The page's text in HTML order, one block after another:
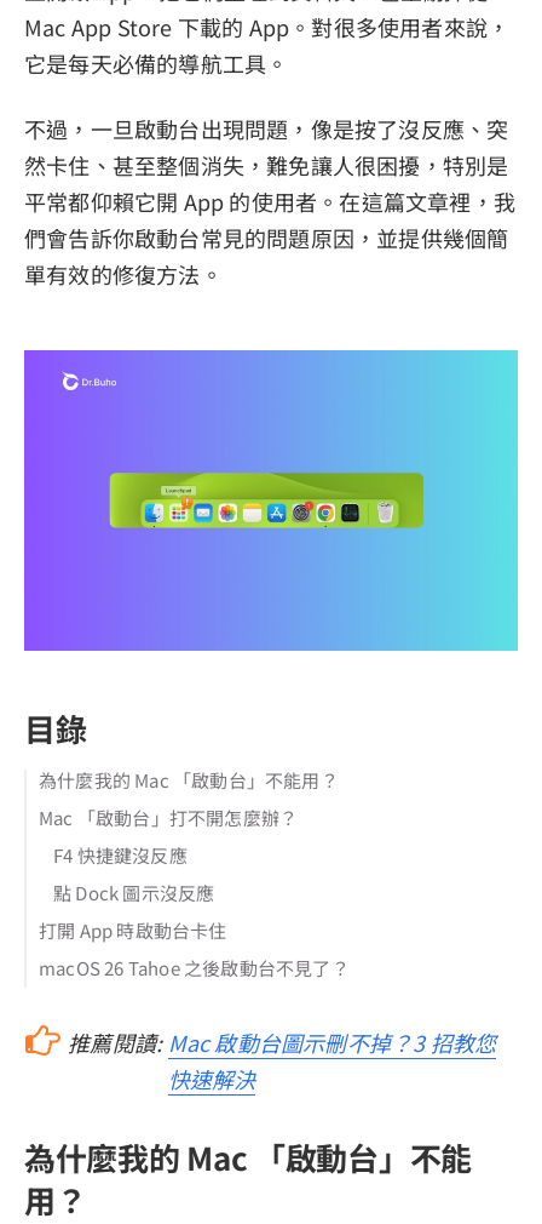
Mac App Store 下載的 App。對很多使用者來說，
它是每天必備的導航工具。
不過，一旦啟動台出現問題，像是按了沒反應、突
然卡住、甚至整個消失，難免讓人很困擾，特別是
平常都仰賴它開 App 的使用者。在這篇文章裡，我
們會告訴你啟動台常見的問題原因，並提供幾個簡
單有效的修復方法。
目錄
為什麼我的 Mac 「啟動台」不能用？
Mac 「啟動台」打不開怎麼辦？
F4 快捷鍵沒反應
點 Dock 圖示沒反應
打開 App 時啟動台卡住
macOS 26 Tahoe 之後啟動台不見了？
推薦閱讀: Mac 啟動台圖示刪不掉？3 招教您
快速解決
為什麼我的 Mac 「啟動台」不能
用？